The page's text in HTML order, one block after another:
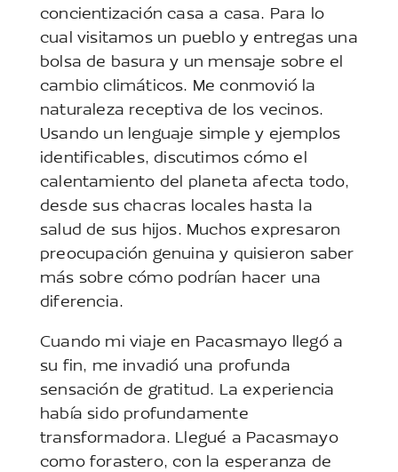
concientización casa a casa. Para lo
cual visitamos un pueblo y entregas una
bolsa de basura y un mensaje sobre el
cambio climáticos. Me conmovió la
naturaleza receptiva de los vecinos.
Usando un lenguaje simple y ejemplos
identificables, discutimos cómo el
calentamiento del planeta afecta todo,
desde sus chacras locales hasta la
salud de sus hijos. Muchos expresaron
preocupación genuina y quisieron saber
más sobre cómo podrían hacer una
diferencia.
Cuando mi viaje en Pacasmayo llegó a
su fin, me invadió una profunda
sensación de gratitud. La experiencia
había sido profundamente
transformadora. Llegué a Pacasmayo
como forastero, con la esperanza de